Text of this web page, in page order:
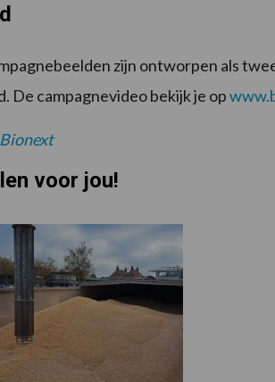
zijn ontworpen als
De campagnevideo bekijk je op
Bionext
voor jou!